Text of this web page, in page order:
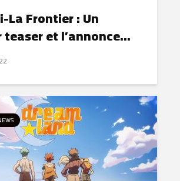
La Frontier : Un
et l’annonce...